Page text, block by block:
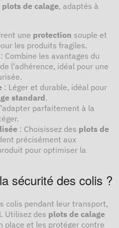
de calage, adaptés à
une protection souple et
les produits fragiles.
: Combine les avantages du
l'adhérence, idéal pour une
: Léger et durable, idéal pour
standard.
parfaitement à la
: Choisissez des plots de
précisément aux
pour optimiser la
sécurité des colis ?
colis pendant leur transport,
Utilisez des plots de calage
place et les protéger contre